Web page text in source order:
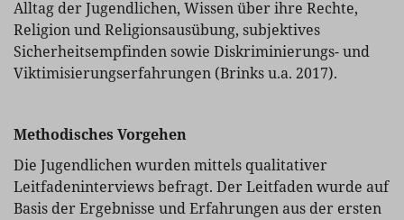
Alltag der Jugendlichen, Wissen über ihre Rechte,
Religion und Religionsausübung, subjektives
Sicherheitsempfinden sowie Diskriminierungs- und
Viktimisierungserfahrungen (Brinks u.a. 2017).
Methodisches Vorgehen
Die Jugendlichen wurden mittels qualitativer
Leitfadeninterviews befragt. Der Leitfaden wurde auf
Basis der Ergebnisse und Erfahrungen aus der ersten